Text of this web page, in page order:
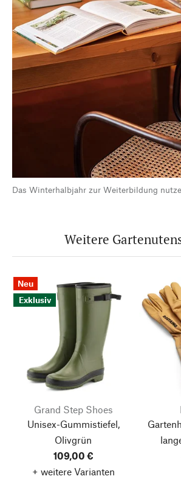
Das Winterhalbjahr zur Weiterbildung
Weitere
Neu
Exklusiv
Grand Step Shoes
Unisex-Gummistiefel,
Olivgrün
109,00 €
+ weitere Varianten